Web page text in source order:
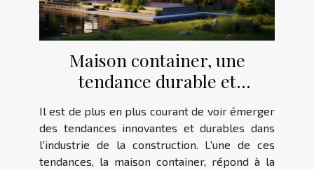
Maison container, une
tendance durable et
Il est de plus en plus courant de voir émerger
des tendances innovantes et durables dans
l'industrie de la construction. L'une de ces
tendances, la maison container, répond à la